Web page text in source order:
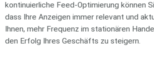
kontinuierliche Feed-Optimierung können
dass Ihre Anzeigen immer relevant und
Ihnen, mehr Frequenz im stationären
den Erfolg Ihres Geschäfts zu steigern.